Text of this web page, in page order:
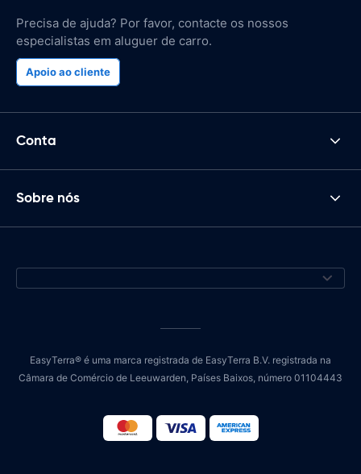
Precisa de ajuda? Por favor, contacte os nossos
especialistas em aluguer de carro.
Apoio ao cliente
Conta
Sobre nós
EasyTerra® é uma marca registrada de EasyTerra B.V. registrada na
Câmara de Comércio de Leeuwarden, Países Baixos, número 01104443